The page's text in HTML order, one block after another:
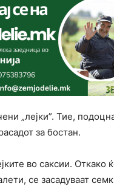
„лејки”. Тие,
за бостан.
во саксии. Откако
се засадуваат